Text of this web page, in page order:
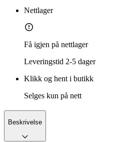
Nettlager
Få igjen på nettlager
Leveringstid 2-5 dager
Klikk og hent i butikk
Selges kun på nett
Beskrivelse